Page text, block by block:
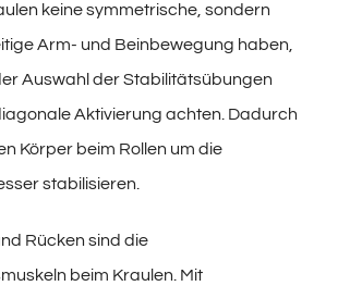
keine symmetrische, sondern
Arm- und Beinbewegung haben,
Auswahl der Stabilitätsübungen
Aktivierung achten. Dadurch
Körper beim Rollen um die
stabilisieren.
Rücken sind die
beim Kraulen. Mit